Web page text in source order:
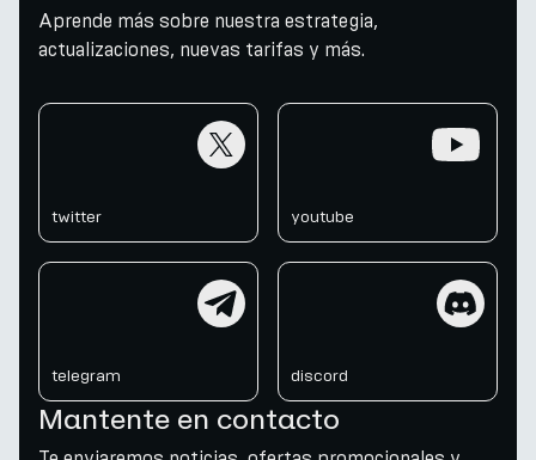
Aprende más sobre nuestra estrategia,
actualizaciones, nuevas tarifas y más.
twitter youtube
telegram discord
Mantente en contacto